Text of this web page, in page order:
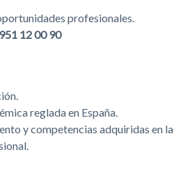
profesionales.
951 12 00 90
reglada en España.
y competencias adquiridas en la